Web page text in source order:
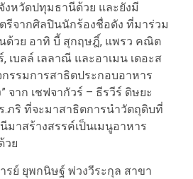
งหวัดปทุมธานีด้วย และยังมี
รีจากศิลปินนักร้องชื่อดัง ที่มาร่วม
ด้วย อาทิ บี้ สุกฤษฎิ์, แพรว คณิต
เบลล์ เลลาณี และอาเมน เดอะส
รรมการสาธิตประกอบอาหาร
จาก เชฟจากัวร์ – ธีรวีร์ ดิษยะ
.ภริ ที่จะมาสาธิตการนำวัตถุดิบที่
มาสร้างสรรค์เป็นเมนูอาหาร
วย
รย์ ยุพกนิษฐ์ พ่วงวีระกุล สาขา